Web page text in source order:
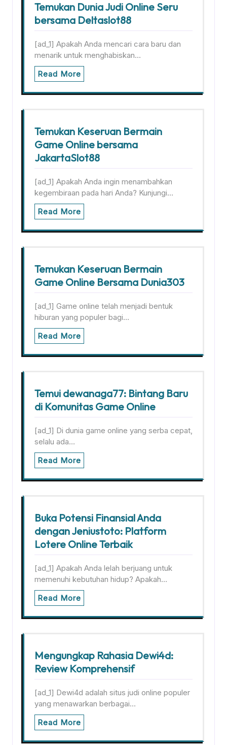
Temukan Dunia Judi Online Seru
bersama Deltaslot88
[ad_1] Apakah Anda mencari cara baru dan
menarik untuk menghabiskan…
Read More
Temukan Keseruan Bermain
Game Online bersama
JakartaSlot88
[ad_1] Apakah Anda ingin menambahkan
kegembiraan pada hari Anda? Kunjungi…
Read More
Temukan Keseruan Bermain
Game Online Bersama Dunia303
[ad_1] Game online telah menjadi bentuk
hiburan yang populer bagi…
Read More
Temui dewanaga77: Bintang Baru
di Komunitas Game Online
[ad_1] Di dunia game online yang serba cepat,
selalu ada…
Read More
Buka Potensi Finansial Anda
dengan Jeniustoto: Platform
Lotere Online Terbaik
[ad_1] Apakah Anda lelah berjuang untuk
memenuhi kebutuhan hidup? Apakah…
Read More
Mengungkap Rahasia Dewi4d:
Review Komprehensif
[ad_1] Dewi4d adalah situs judi online populer
yang menawarkan berbagai…
Read More